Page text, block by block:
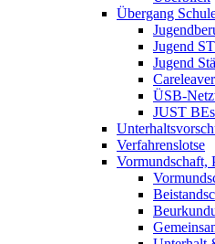
Übergang
Jugend
Jugend
Careleaver
ÜSB-
JUST
Verfahrenslotse
Vormundschaft,